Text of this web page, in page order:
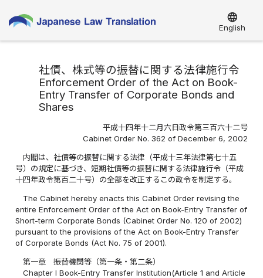
language
English
社債、株式等の振替に関する法律施行令
Enforcement Order of the Act on Book-
Entry Transfer of Corporate Bonds and
Shares
平成十四年十二月六日政令第三百六十二号
Cabinet Order No. 362 of December 6, 2002
内閣は、社債等の振替に関する法律（平成十三年法律第七十五
号）の規定に基づき、短期社債等の振替に関する法律施行令（平成
十四年政令第百二十号）の全部を改正するこの政令を制定する。
The Cabinet hereby enacts this Cabinet Order revising the
entire Enforcement Order of the Act on Book-Entry Transfer of
Short-term Corporate Bonds (Cabinet Order No. 120 of 2002)
pursuant to the provisions of the Act on Book-Entry Transfer
of Corporate Bonds (Act No. 75 of 2001).
第一章 振替機関等（第一条・第二条）
Chapter I Book-Entry Transfer Institution(Article 1 and Article